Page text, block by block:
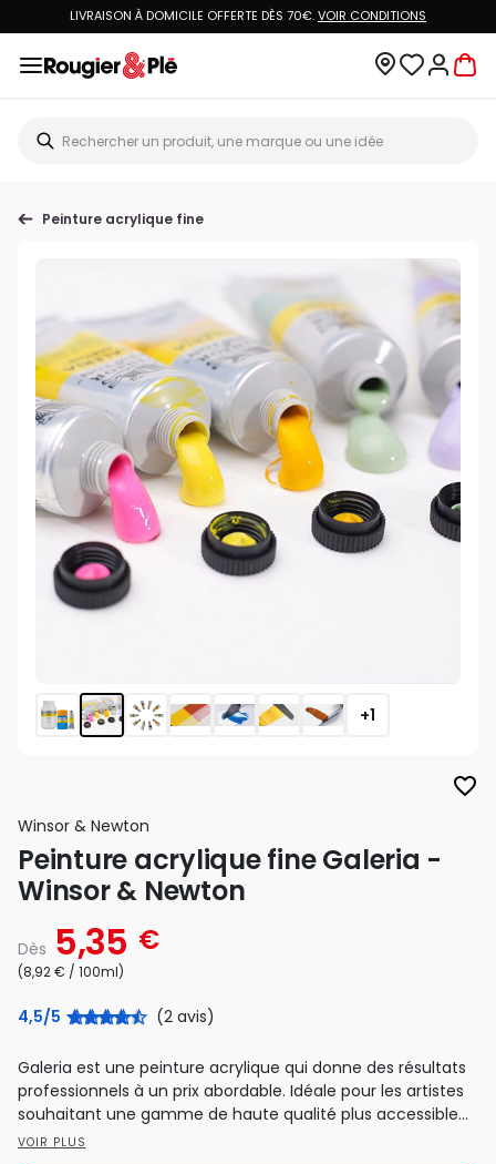
LIVRAISON À DOMICILE OFFERTE DÈS 70€.VOIR CONDITIONS
Peinture acrylique fine
+1
favorite_border
Winsor & Newton
Peinture acrylique fine Galeria -
Winsor & Newton
Dès 5,35 €
(8,92 € / 100ml)
4,5/5 (2 avis)
Galeria est une peinture acrylique qui donne des résultats
professionnels à un prix abordable. Idéale pour les artistes
souhaitant une gamme de haute qualité plus accessible...
VOIR PLUS